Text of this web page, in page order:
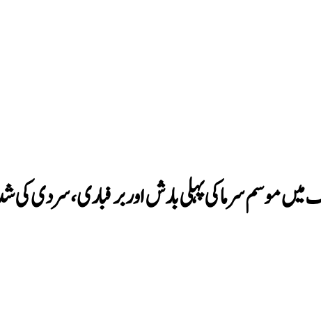
میں موسم سرما کی پہلی بارش اور برفباری، سردی